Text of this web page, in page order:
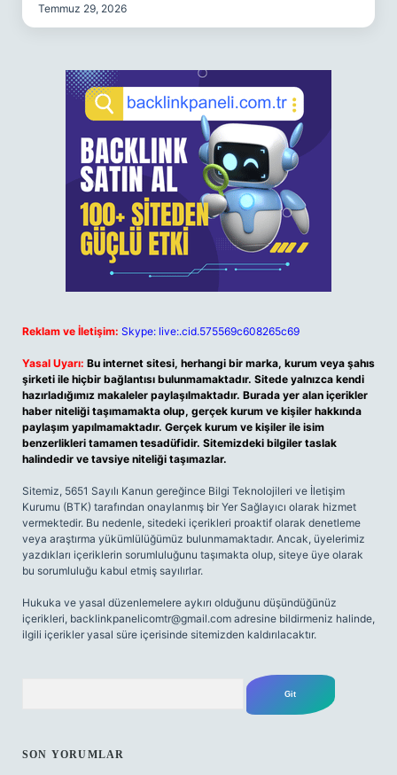
Temmuz 29, 2026
Reklam ve İletişim: Skype: live:.cid.575569c608265c69
Yasal Uyarı: Bu internet sitesi, herhangi bir marka, kurum veya şahıs
şirketi ile hiçbir bağlantısı bulunmamaktadır. Sitede yalnızca kendi
hazırladığımız makaleler paylaşılmaktadır. Burada yer alan içerikler
haber niteliği taşımamakta olup, gerçek kurum ve kişiler hakkında
paylaşım yapılmamaktadır. Gerçek kurum ve kişiler ile isim
benzerlikleri tamamen tesadüfidir. Sitemizdeki bilgiler taslak
halindedir ve tavsiye niteliği taşımazlar.
Sitemiz, 5651 Sayılı Kanun gereğince Bilgi Teknolojileri ve İletişim
Kurumu (BTK) tarafından onaylanmış bir Yer Sağlayıcı olarak hizmet
vermektedir. Bu nedenle, sitedeki içerikleri proaktif olarak denetleme
veya araştırma yükümlülüğümüz bulunmamaktadır. Ancak, üyelerimiz
yazdıkları içeriklerin sorumluluğunu taşımakta olup, siteye üye olarak
bu sorumluluğu kabul etmiş sayılırlar.
Hukuka ve yasal düzenlemelere aykırı olduğunu düşündüğünüz
içerikleri, backlinkpanelicomtr@gmail.com adresine bildirmeniz halinde,
ilgili içerikler yasal süre içerisinde sitemizden kaldırılacaktır.
SON YORUMLAR